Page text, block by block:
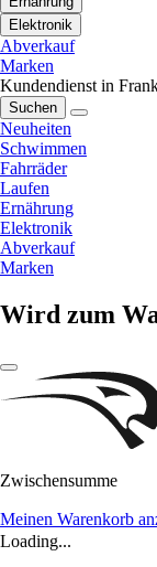
Elektronik
Abverkauf
Marken
Kundendienst in
Suchen
Neuheiten
Schwimmen
Fahrräder
Laufen
Ernährung
Elektronik
Abverkauf
Marken
Wird zum
Zwischensumme
Meinen Warenkorb
Loading...